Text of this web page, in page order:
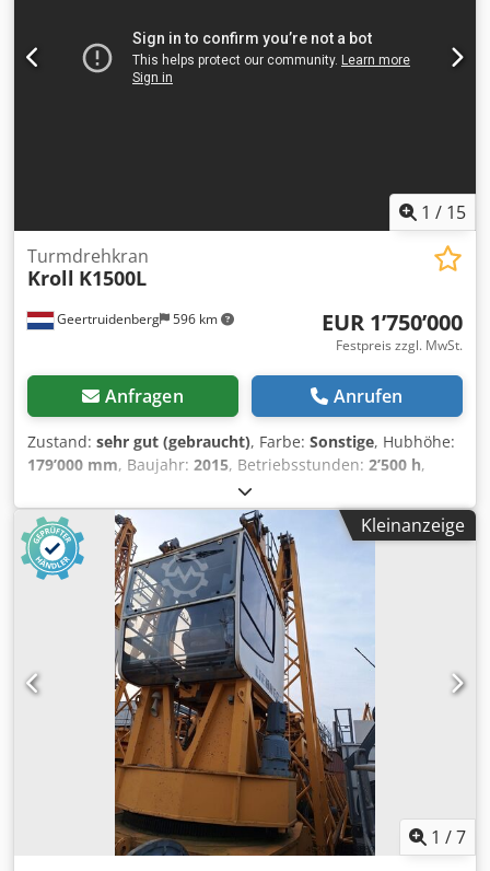
1 / 15
Geertruidenberg 596 km
Turmdrehkran
Kroll K1500L
EUR 1’750’000
Festpreis zzgl. MwSt.
Anfragen Anrufen
Zustand: sehr gut (gebraucht), Farbe: Sonstige, Hubhöhe:
179’000 mm, Baujahr: 2015, Betriebsstunden: 2’500 h,
Allgemeine Informationen Verwendungszweck: Bauwesen
Seriennummer: 1588 Funktionell Oberarmlänge: 68,5 m
Hubkapazität: 125.000 kg CE-Kennzeichnung: ja Wartung,
Verlauf und Zustand Zahl der Eigentümer: 2 Technischer
Zustand: sehr gut Dedpfxowu D E Hj Aiveck Optischer
Zustand: sehr gut Weitere Informationen
Lieferbedingungen: EXW Produktionsland: DK Weitere
Informationen Wenden Sie sich an Christiaan Dekker, um
weitere Informationen zu erhalten. = Weitere Optionen
und Zubehör = - Gegengewichte - Unterflaschen
Kleinanzeige
1 /7